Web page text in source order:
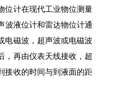
位计在现代工业物位测量
波液位计和雷达物位计通
电磁波，超声波或电磁波
，再由仪表天线接收，超
接收的时间与到液面的距